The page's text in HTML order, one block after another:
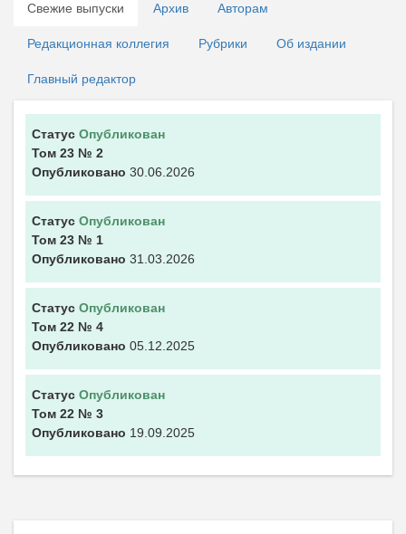
Свежие выпуски Архив Авторам
Редакционная коллегия Рубрики Об издании
Главный редактор
Статус Опубликован
Том 23 № 2
Опубликовано 30.06.2026
Статус Опубликован
Том 23 № 1
Опубликовано 31.03.2026
Статус Опубликован
Том 22 № 4
Опубликовано 05.12.2025
Статус Опубликован
Том 22 № 3
Опубликовано 19.09.2025